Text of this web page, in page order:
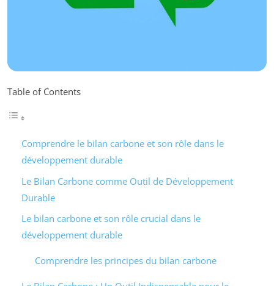
Table of Contents
Comprendre le bilan carbone et son rôle dans le
développement durable
Le Bilan Carbone comme Outil de Développement
Durable
Le bilan carbone et son rôle crucial dans le
développement durable
Comprendre les principes du bilan carbone